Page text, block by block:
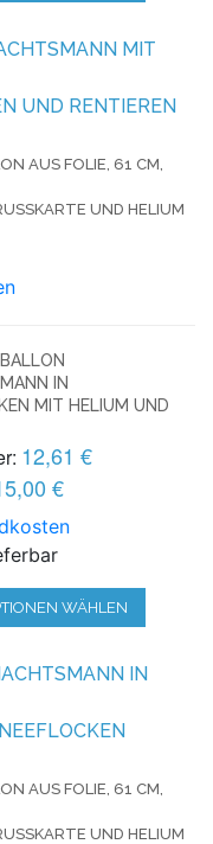
MIT
UND RENTIEREN
AUS FOLIE, 61 CM,
UND HELIUM
IN
MIT HELIUM UND
12,61 €
€
WÄHLEN
IN
AUS FOLIE, 61 CM,
UND HELIUM